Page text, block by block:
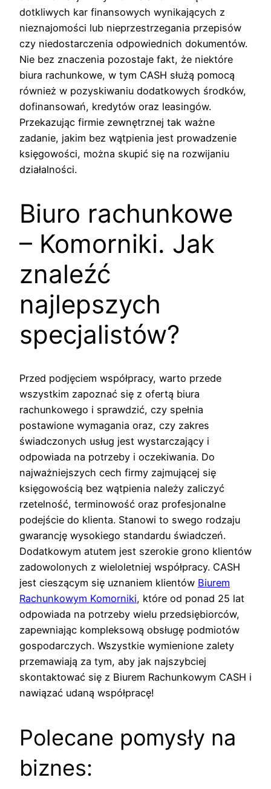
dotkliwych kar finansowych wynikających z
nieznajomości lub nieprzestrzegania przepisów
czy niedostarczenia odpowiednich dokumentów.
Nie bez znaczenia pozostaje fakt, że niektóre
biura rachunkowe, w tym CASH służą pomocą
również w pozyskiwaniu dodatkowych środków,
dofinansowań, kredytów oraz leasingów.
Przekazując firmie zewnętrznej tak ważne
zadanie, jakim bez wątpienia jest prowadzenie
księgowości, można skupić się na rozwijaniu
działalności.
Biuro rachunkowe
– Komorniki. Jak
znaleźć
najlepszych
specjalistów?
Przed podjęciem współpracy, warto przede
wszystkim zapoznać się z ofertą biura
rachunkowego i sprawdzić, czy spełnia
postawione wymagania oraz, czy zakres
świadczonych usług jest wystarczający i
odpowiada na potrzeby i oczekiwania. Do
najważniejszych cech firmy zajmującej się
księgowością bez wątpienia należy zaliczyć
rzetelność, terminowość oraz profesjonalne
podejście do klienta. Stanowi to swego rodzaju
gwarancję wysokiego standardu świadczeń.
Dodatkowym atutem jest szerokie grono klientów
zadowolonych z wieloletniej współpracy. CASH
jest cieszącym się uznaniem klientów Biurem
Rachunkowym Komorniki, które od ponad 25 lat
odpowiada na potrzeby wielu przedsiębiorców,
zapewniając kompleksową obsługę podmiotów
gospodarczych. Wszystkie wymienione zalety
przemawiają za tym, aby jak najszybciej
skontaktować się z Biurem Rachunkowym CASH i
nawiązać udaną współpracę!
Polecane pomysły na
biznes: